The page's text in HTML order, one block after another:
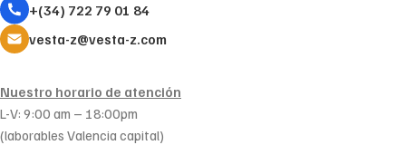
+(34) 722 79 01 84
vesta-z@vesta-z.com
Nuestro horario de atención
L-V: 9:00 am – 18:00pm
(laborables Valencia capital)